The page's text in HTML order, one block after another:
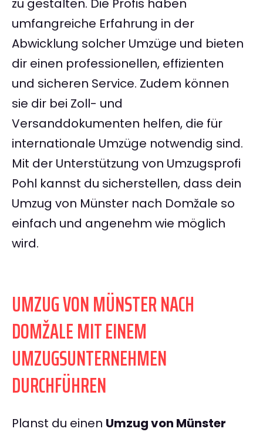
zu gestalten. Die Profis haben
umfangreiche Erfahrung in der
Abwicklung solcher Umzüge und bieten
dir einen professionellen, effizienten
und sicheren Service. Zudem können
sie dir bei Zoll- und
Versanddokumenten helfen, die für
internationale Umzüge notwendig sind.
Mit der Unterstützung von Umzugsprofi
Pohl kannst du sicherstellen, dass dein
Umzug von Münster nach Domžale so
einfach und angenehm wie möglich
wird.
UMZUG VON MÜNSTER NACH
DOMŽALE MIT EINEM
UMZUGSUNTERNEHMEN
DURCHFÜHREN
Planst du einen Umzug von Münster